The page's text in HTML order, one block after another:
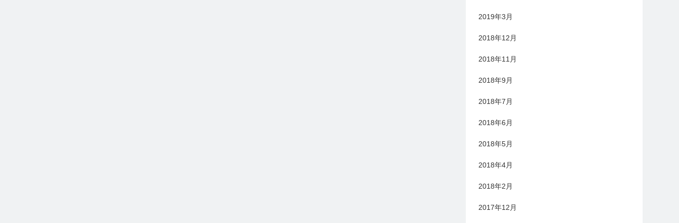
2019年3月
2018年12月
2018年11月
2018年9月
2018年7月
2018年6月
2018年5月
2018年4月
2018年2月
2017年12月